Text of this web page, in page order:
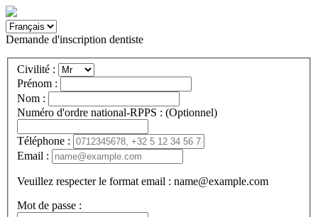
Demande d'inscription dentiste
Civilité :
Prénom :
Nom :
Numéro d'ordre national-RPPS : (Optionnel)
Téléphone :
Email :
Veuillez respecter le format email : name@example.com
Mot de passe :